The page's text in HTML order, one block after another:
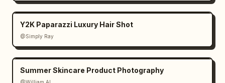
Y2K Paparazzi Luxury Hair Shot
@Simply Ray
Summer Skincare Product Photography